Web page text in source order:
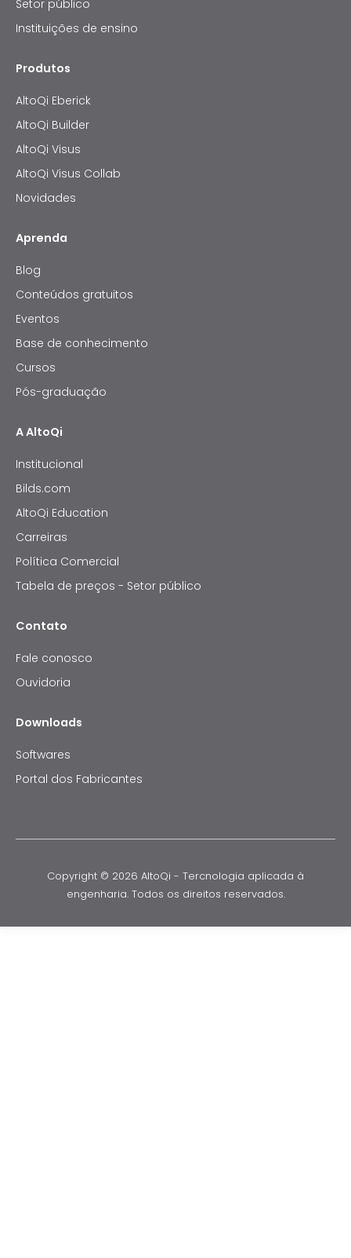
Setor público
Instituições de ensino
Produtos
AltoQi Eberick
AltoQi Builder
AltoQi Visus
AltoQi Visus Collab
Novidades
Aprenda
Blog
Conteúdos gratuitos
Eventos
Base de conhecimento
Cursos
Pós-graduação
A AltoQi
Institucional
Bilds.com
AltoQi Education
Carreiras
Política Comercial
Tabela de preços - Setor público
Contato
Fale conosco
Ouvidoria
Downloads
Softwares
Portal dos Fabricantes
Copyright © 2026 AltoQi - Tercnologia aplicada à
engenharia. Todos os direitos reservados.